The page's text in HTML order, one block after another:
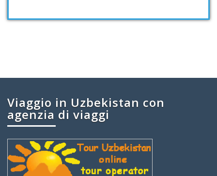
Viaggio in Uzbekistan con
agenzia di viaggi